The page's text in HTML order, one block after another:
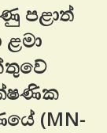
පළාත්
ළමා
(MN-